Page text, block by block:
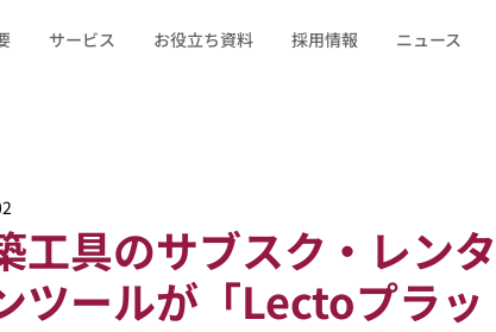
工具のサブスク・レン
ツールが「Lectoプラッ
サービス お役立ち資料 採用情報 ニュース